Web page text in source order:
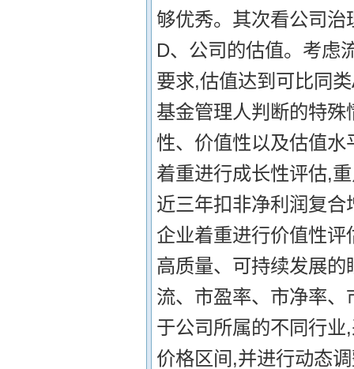
够优秀。其次看公司
D、公司的估值。考虑
要求,估值达到可比同
基金管理人判断的特
性、价值性以及估值
着重进行成长性评估,
近三年扣非净利润复
企业着重进行价值性
高质量、可持续发展
流、市盈率、市净率
于公司所属的不同行
价格区间,并进行动态